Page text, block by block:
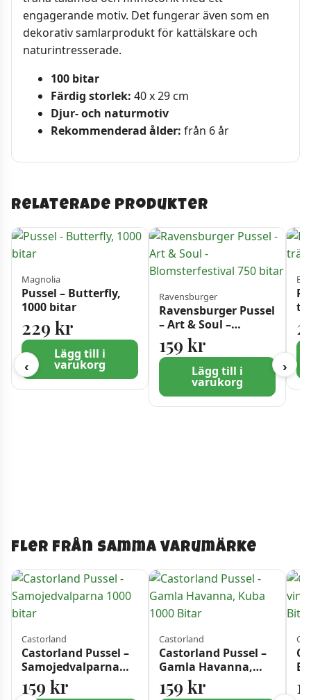
engagerande motiv. Det fungerar även som en
dekorativ samlarprodukt för kattälskare och
naturintresserade.
100 bitar
Färdig storlek: 40 x 29 cm
Djur- och naturmotiv
Rekommenderad ålder: från 6 år
Relaterade produkter
‹
Magnolia
Pussel – Butterfly,
1000 bitar
229 kr
Lägg till i
varukorg
Ravensburger
Ravensburger Pussel
– Art & Soul –
Blomsterfestival 750
bitar
159 kr
Lägg till i
varukorg
›
Fler från samma varumärke
Castorland
Castorland Pussel –
Samojedvalparna
1000 bitar
159 kr
Castorland
Castorland Pussel –
Gamla Havanna,
Kuba 1000 Bitar
159 kr